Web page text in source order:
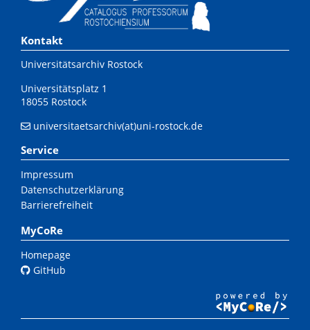
Kontakt
Universitätsarchiv Rostock
Universitätsplatz 1
18055 Rostock
universitaetsarchiv(at)uni-rostock.de
Service
Impressum
Datenschutzerklärung
Barrierefreiheit
MyCoRe
Homepage
GitHub